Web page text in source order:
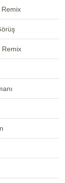
Remix
Remix